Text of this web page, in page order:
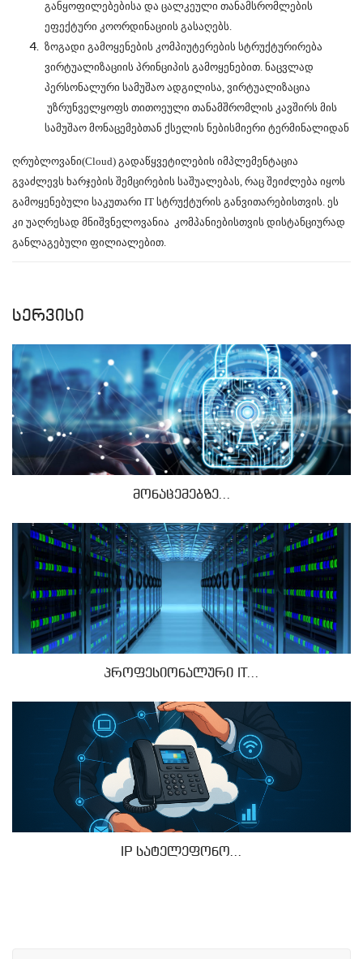
განყოფილებებისა და ცალკეული თანამსრომლების
ეფექტური კოორდინაციის გასაღებს.
ზოგადი გამოყენების კომპიუტერების სტრუქტურირება
ვირტუალიზაციის პრინციპის გამოყენებით. ნაცვლად
პერსონალური სამუშაო ადგილისა, ვირტუალიზაცია
უზრუნველყოფს თითოეული თანამშრომლის კავშირს მის
სამუშაო მონაცემებთან ქსელის ნებისმიერი ტერმინალიდან
ღრუბლოვანი(Cloud) გადაწყვეტილების იმპლემენტაცია
გვაძლევს ხარჯების შემცირების საშუალებას, რაც შეიძლება იყოს
გამოყენებული საკუთარი IT სტრუქტურის განვითარებისთვის. ეს
კი უაღრესად მნიშვნელოვანია კომპანიებისთვის დისტანციურად
განლაგებული ფილიალებით.
სერვისი
მონაცემებზე...
პროფესიონალური IT...
IP სატელეფონო...